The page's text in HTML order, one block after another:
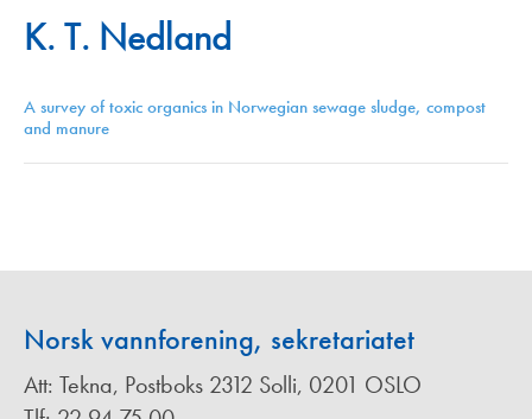
K. T. Nedland
A survey of toxic organics in Norwegian sewage sludge, compost
and manure
Norsk vannforening, sekretariatet
Att: Tekna, Postboks 2312 Solli, 0201 OSLO